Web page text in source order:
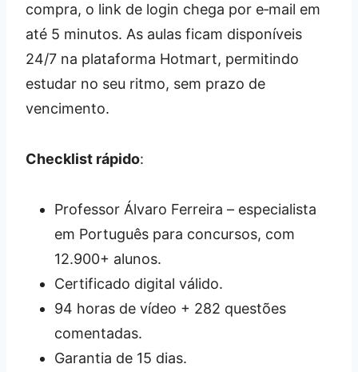
compra, o link de login chega por e‑mail em
até 5 minutos. As aulas ficam disponíveis
24/7 na plataforma Hotmart, permitindo
estudar no seu ritmo, sem prazo de
vencimento.
Checklist rápido:
Professor Álvaro Ferreira – especialista
em Português para concursos, com
12.900+ alunos.
Certificado digital válido.
94 horas de vídeo + 282 questões
comentadas.
Garantia de 15 dias.